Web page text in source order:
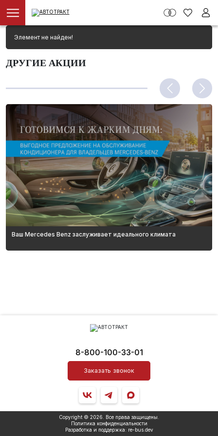
Элемент не найден!
ДРУГИЕ АКЦИИ
Ваш Mercedes Benz заслуживает идеального климата
8-800-100-33-01
Заказать звонок
Copyright © 2026. Все права защищены.
Политика конфиденциальности
Разработка и поддержка: re-bus. dev